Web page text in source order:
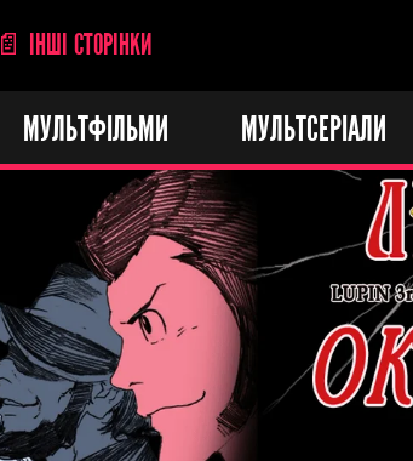
📄 ІНШІ СТОРІНКИ
МУЛЬТФІЛЬМИ МУЛЬТСЕРІАЛИ